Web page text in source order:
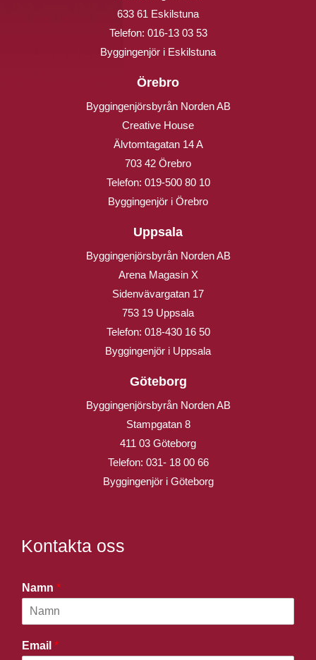
633 61 Eskilstuna
Telefon: 016-13 03 53
Byggingenjör i Eskilstuna
Örebro
Byggingenjörsbyrån Norden AB
Creative House
Älvtomtagatan 14 A
703 42 Örebro
Telefon: 019-500 80 10
Byggingenjör i Örebro
Uppsala
Byggingenjörsbyrån Norden AB
Arena Magasin X
Sidenvävargatan 17
753 19 Uppsala
Telefon: 018-430 16 50
Byggingenjör i Uppsala
Göteborg
Byggingenjörsbyrån Norden AB
Stampgatan 8
411 03 Göteborg
Telefon: 031- 18 00 66
Byggingenjör i Göteborg
Kontakta oss
Namn *
Email *